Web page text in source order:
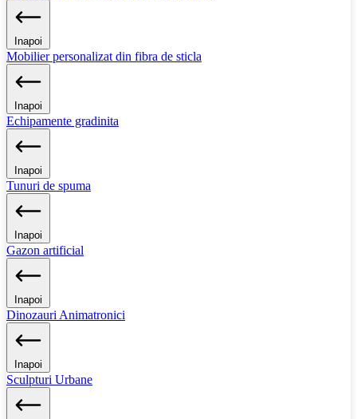
Inapoi
Mobilier personalizat din fibra de sticla
Inapoi
Echipamente gradinita
Inapoi
Tunuri de spuma
Inapoi
Gazon artificial
Inapoi
Dinozauri Animatronici
Inapoi
Sculpturi Urbane